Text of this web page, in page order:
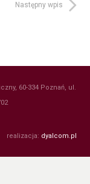
Następny wpis
60-334 Poznań, ul.
realizacja: dyalcom.pl